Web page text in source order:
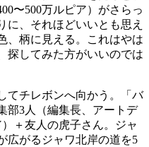
〜500万ルピア）がさらっ
に、それほどいいとも思え
、柄に見える。これはやは
探してみた方がいいのでは
てチレボンへ向かう。「バ
部3人（編集長、アートデ
＋友人の虎子さん。ジャ
広がるジャワ北岸の道を5